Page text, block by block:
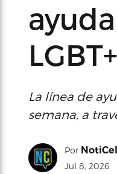
LGBT+
La línea de
semana, a
Por NotiCel
Jul 8, 2026